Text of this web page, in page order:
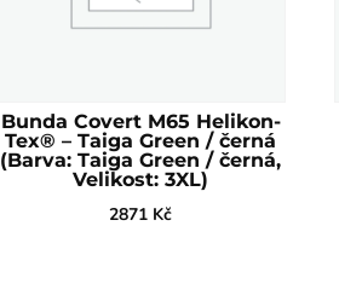
Bunda Covert M65 Helikon-
Tex® – Taiga Green / černá
(Barva: Taiga Green / černá,
Velikost: 3XL)
2871 Kč